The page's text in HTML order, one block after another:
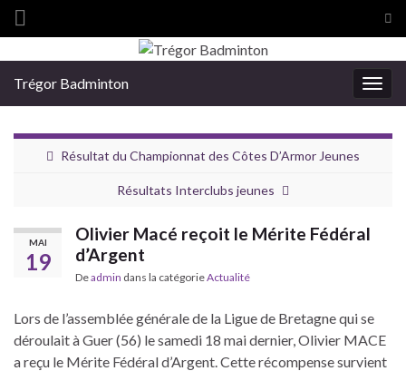
Search for:
Trégor Badminton
Résultat du Championnat des Côtes D’Armor Jeunes
Résultats Interclubs jeunes
MAI
19
Olivier Macé reçoit le Mérite Fédéral
d’Argent
Deadmin dans la catégorieActualité
Lors de l’assemblée générale de la Ligue de Bretagne qui se
déroulait à Guer (56) le samedi 18 mai dernier, Olivier MACE
a reçu le Mérite Fédéral d’Argent. Cette récompense survient